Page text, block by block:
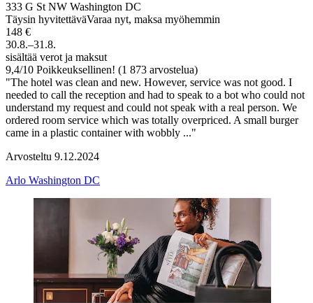
333 G St NW Washington DC
Täysin hyvitettäväVaraa nyt, maksa myöhemmin
148 €
30.8.–31.8.
sisältää verot ja maksut
9,4/10 Poikkeuksellinen! (1 873 arvostelua)
"The hotel was clean and new. However, service was not good. I
needed to call the reception and had to speak to a bot who could not
understand my request and could not speak with a real person. We
ordered room service which was totally overpriced. A small burger
came in a plastic container with wobbly ..."
Arvosteltu 9.12.2024
Arlo Washington DC